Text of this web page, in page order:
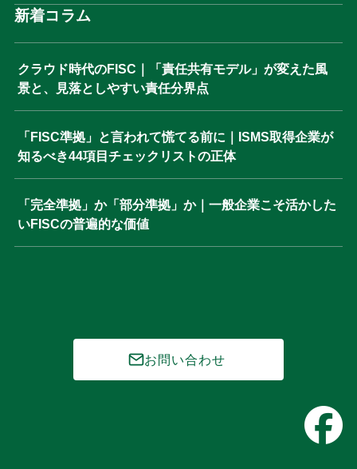
新着コラム
クラウド時代のFISC｜「責任共有モデル」が変えた風
景と、見落としやすい責任分界点
「FISC準拠」と言われて慌てる前に｜ISMS取得企業が
知るべき44項目チェックリストの正体
「完全準拠」か「部分準拠」か｜一般企業こそ活かした
いFISCの普遍的な価値
お問い合わせ